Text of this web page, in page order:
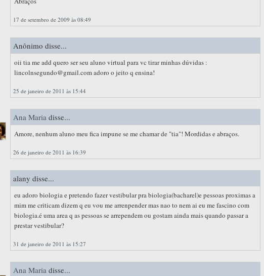
17 de setembro de 2009 às 08:49
Anônimo disse...
oii tia me add quero ser seu aluno virtual para vc tirar minhas dúvidas :
lincolnsegundo@gmail.com adoro o jeito q ensina!
25 de janeiro de 2011 às 15:44
Ana Maria disse...
Amore, nenhum aluno meu fica impune se me chamar de "tia"! Mordidas e abraços.
26 de janeiro de 2011 às 16:39
alany disse...
eu adoro biologia e pretendo fazer vestibular pra biologia(bacharel)e pessoas proximas a
mim me criticam dizem q eu vou me arrenpender mas nao to nem ai eu me fascino com
biologia.é uma area q as pessoas se arrependem ou gostam ainda mais quando passar a
prestar vestibular?
31 de janeiro de 2011 às 15:27
Ana Maria disse...